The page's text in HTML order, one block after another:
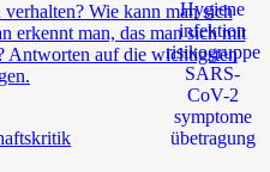
Wie kann man sich
erkennt man, das man sich mit
Antworten auf die wichtigsten